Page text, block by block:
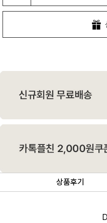
상품후기